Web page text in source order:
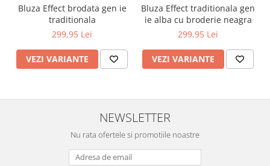
Bluza Effect brodata gen ie
traditionala
299,95 Lei
VEZI VARIANTE
Bluza Effect traditionala gen
ie alba cu broderie neagra
299,95 Lei
VEZI VARIANTE
NEWSLETTER
Nu rata ofertele si promotiile noastre